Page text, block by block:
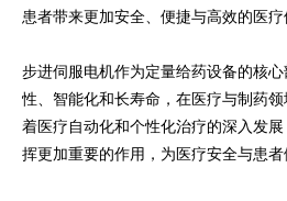
患者带来更加安全、便捷与高效的医疗
步进伺服电机作为定量给药设备的核
性、智能化和长寿命，在医疗与制药
着医疗自动化和个性化治疗的深入发展
挥更加重要的作用，为医疗安全与患者